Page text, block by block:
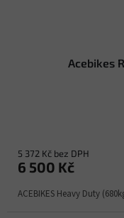
Acebikes
5 372 Kč bez DPH
6 500 Kč
ACEBIKES Heavy Duty